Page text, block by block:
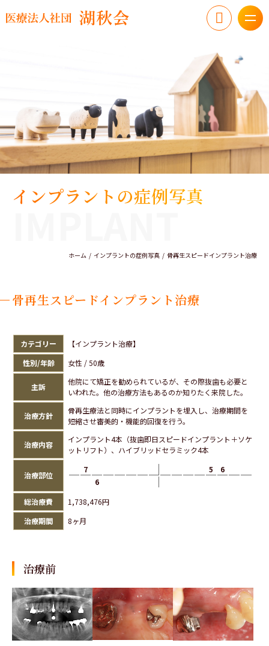
インプラントの症例写真
ホーム インプラントの症例写真 骨再生スピードインプラント治療
骨再生スピードインプラント治療
カテゴリー
【インプラント治療】
性別/年齢
女性 / 50歳
主訴
他院にて矯正を勧められているが、その際抜歯も必要と
いわれた。他の治療方法もあるのか知りたく来院した。
治療方針
骨再生療法と同時にインプラントを埋入し、治療期間を
短縮させ審美的・機能的回復を行う。
治療内容
インプラント4本（抜歯即日スピードインプラント＋ソケ
ットリフト）、ハイブリッドセラミック4本
治療部位
7 5
6
6
総治療費
1,738,476円
治療期間
8ヶ月
治療前